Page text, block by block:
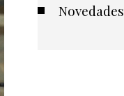
Novedades